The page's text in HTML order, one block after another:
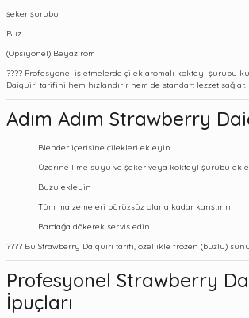
şeker şurubu
Buz
(Opsiyonel) Beyaz rom
???? Profesyonel işletmelerde çilek aromalı kokteyl şurubu
Daiquiri tarifini hem hızlandırır hem de standart lezzet sağlar.
Adım Adım Strawberry
Blender içerisine çilekleri ekleyin
Üzerine lime suyu ve şeker veya kokteyl şurubu
Buzu ekleyin
Tüm malzemeleri pürüzsüz olana kadar karıştırın
Bardağa dökerek servis edin
???? Bu Strawberry Daiquiri tarifi, özellikle frozen (buzlu)
Profesyonel Strawberry
İpuçları